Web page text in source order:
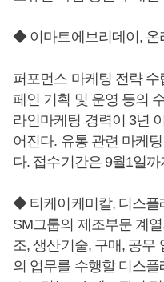
◆ 이마트에브리데이, 온
퍼포먼스 마케팅 전략
페인 기획 및 운영 등의
라인마케팅 경력이 3년
어진다. 유통 관련 마케
다. 접수기간은 9월1일까
◆ 티케이케미칼, 디스플
SM그룹의 제조부문 계
조, 생산기술, 구매, 공무
의 업무를 수행할 디스